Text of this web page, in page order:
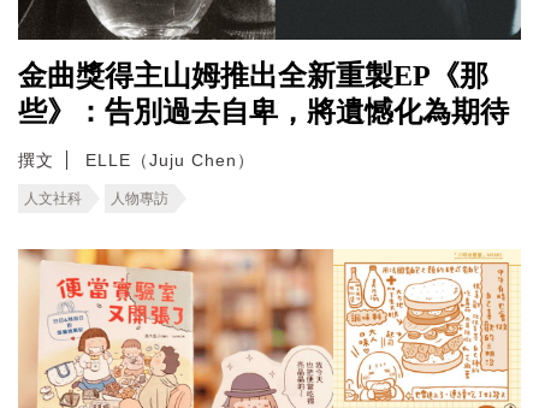
金曲獎得主山姆推出全新重製EP《那
些》：告別過去自卑，將遺憾化為期待
撰文 ELLE（Juju Chen）
人文社科 人物專訪